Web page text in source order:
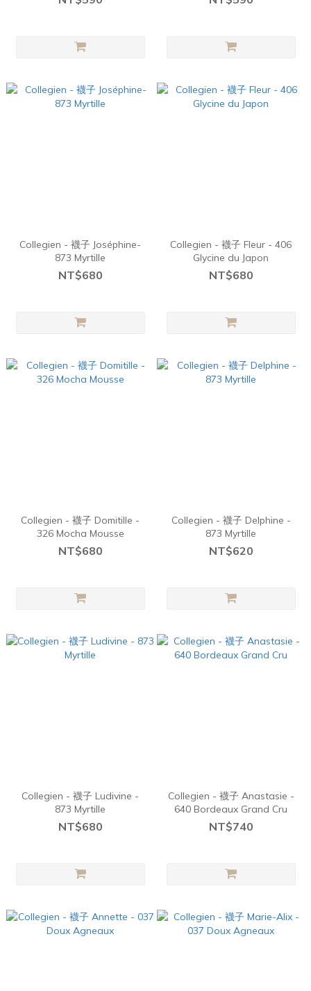
Collegien - 襪子 Joséphine-
873 Myrtille
NT$680
Collegien - 襪子 Fleur - 406
Glycine du Japon
NT$680
Collegien - 襪子 Domitille -
326 Mocha Mousse
NT$680
Collegien - 襪子 Delphine -
873 Myrtille
NT$620
Collegien - 襪子 Ludivine -
873 Myrtille
NT$680
Collegien - 襪子 Anastasie -
640 Bordeaux Grand Cru
NT$740